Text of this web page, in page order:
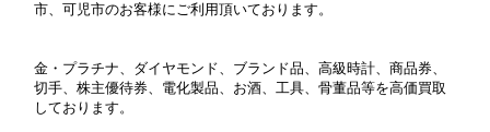
市、可児市のお客様にご利用頂いております。
金・プラチナ、ダイヤモンド、ブランド品、高級時計、商品券、
切手、株主優待券、電化製品、お酒、工具、骨董品等を高価買取
しております。